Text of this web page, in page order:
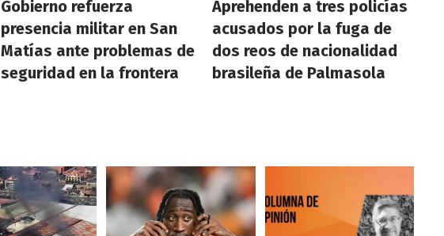
Gobierno refuerza
presencia militar en San
Matías ante problemas de
seguridad en la frontera
Aprehenden a tres policías
acusados por la fuga de
dos reos de nacionalidad
brasileña de Palmasola